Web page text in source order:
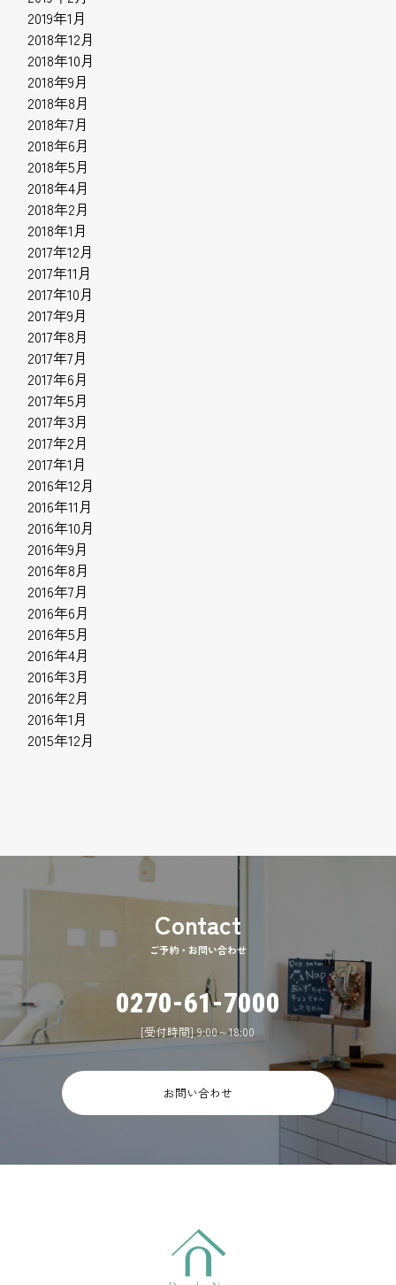
2019年1月
2018年12月
2018年10月
2018年9月
2018年8月
2018年7月
2018年6月
2018年5月
2018年4月
2018年2月
2018年1月
2017年12月
2017年11月
2017年10月
2017年9月
2017年8月
2017年7月
2017年6月
2017年5月
2017年3月
2017年2月
2017年1月
2016年12月
2016年11月
2016年10月
2016年9月
2016年8月
2016年7月
2016年6月
2016年5月
2016年4月
2016年3月
2016年2月
2016年1月
2015年12月
ご予約・お問い合わせ
0270-61-7000
[受付時間] 9:00～18:00
お問い合わせ